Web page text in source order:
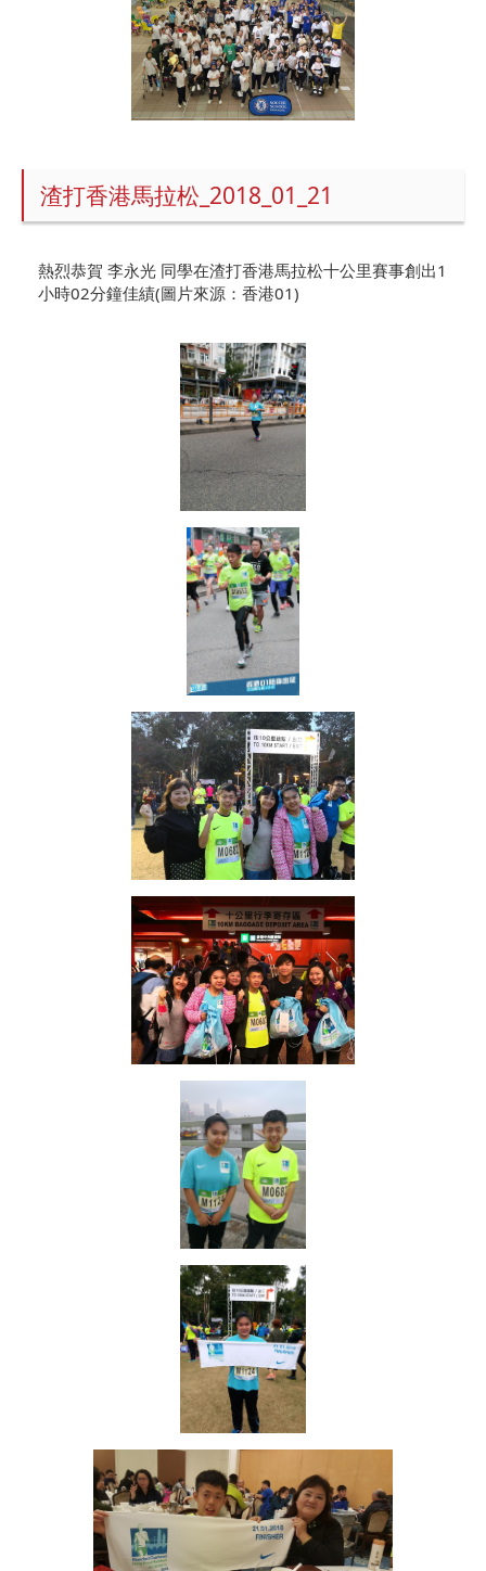
渣打香港馬拉松_2018_01_21
熱烈恭賀 李永光 同學在渣打香港馬拉松十公里賽事創出1
小時02分鐘佳績(圖片來源：香港01)